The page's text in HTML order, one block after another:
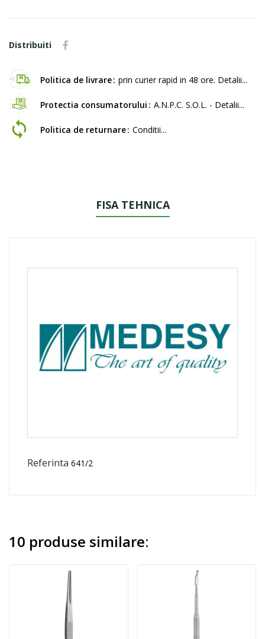
Distribuiti
Politica de livrare prin curier rapid in 48 ore. Detalii...
Protectia consumatorului A.N.P.C. S.O.L. - Detalii...
Politica de returnare Conditii...
FISA TEHNICA
Referinta 641/2
10 produse similare: